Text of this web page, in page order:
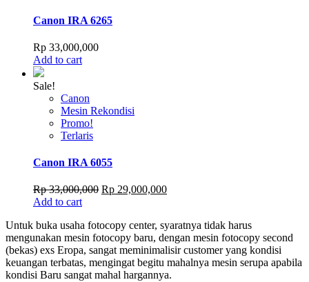
Canon IRA 6265
Rp 33,000,000
Add to cart
Sale!
Canon
Mesin Rekondisi
Promo!
Terlaris
Canon IRA 6055
Rp33,000,000 Original
Rp 33,000,000.
Rp 29,000,000Current
Rp 29,000,000.
Add to cart
Untuk buka usaha fotocopy center, syaratnya tidak harus
mengunakan mesin fotocopy baru, dengan mesin fotocopy second
(bekas) exs Eropa, sangat meminimalisir customer yang kondisi
keuangan terbatas, mengingat begitu mahalnya mesin serupa apabila
kondisi Baru sangat mahal hargannya.